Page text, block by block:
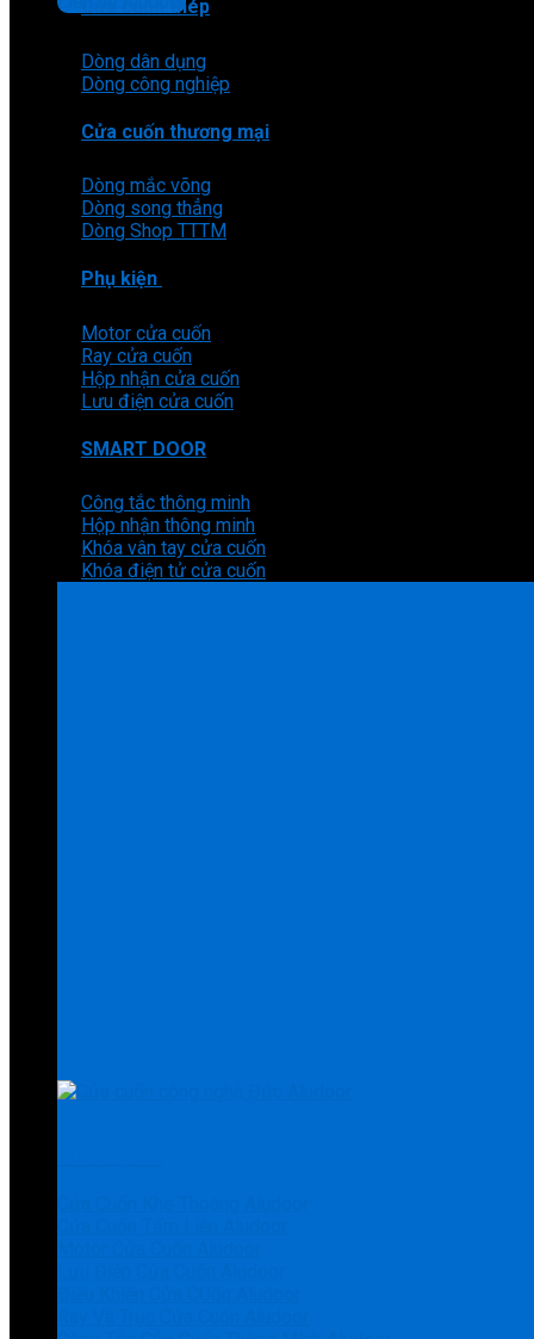
Cửa cuốn thép
Dòng dân dụng
Dòng công nghiệp
Cửa cuốn thương mại
Dòng mắc võng
Dòng song thẳng
Dòng Shop TTTM
Phụ kiện
Motor cửa cuốn
Ray cửa cuốn
Hộp nhận cửa cuốn
Lưu điện cửa cuốn
SMART DOOR
Công tắc thông minh
Hộp nhận thông minh
Khóa vân tay cửa cuốn
Khóa điện tử cửa cuốn